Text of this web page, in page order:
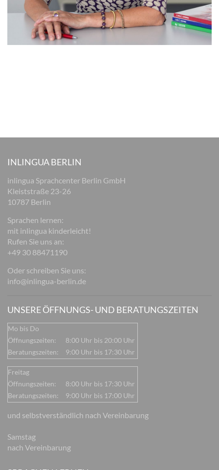
INLINGUA BERLIN
inlingua Sprachcenter Berlin GmbH
Kleiststraße 23-26
10787 Berlin
Sprachen lernen:
mit inlingua kinderleicht!
Rufen Sie uns an:
+49 30 88471190
Oder schreiben Sie uns:
info@inlingua-berlin.de
UNSERE ÖFFNUNGS- UND BERATUNGSZEITEN
Mo bis Do
Öffnungszeiten:
8:00 Uhr bis 20:00 Uhr
Beratungszeiten:
9:00 Uhr bis 17:30 Uhr
Freitag
Öffnungszeiten:
8:00 Uhr bis 17:30 Uhr
Beratungszeiten:
9:00 Uhr bis 17:00 Uhr
und selbstverständlich nach Vereinbarung
Samstag
nach Vereinbarung